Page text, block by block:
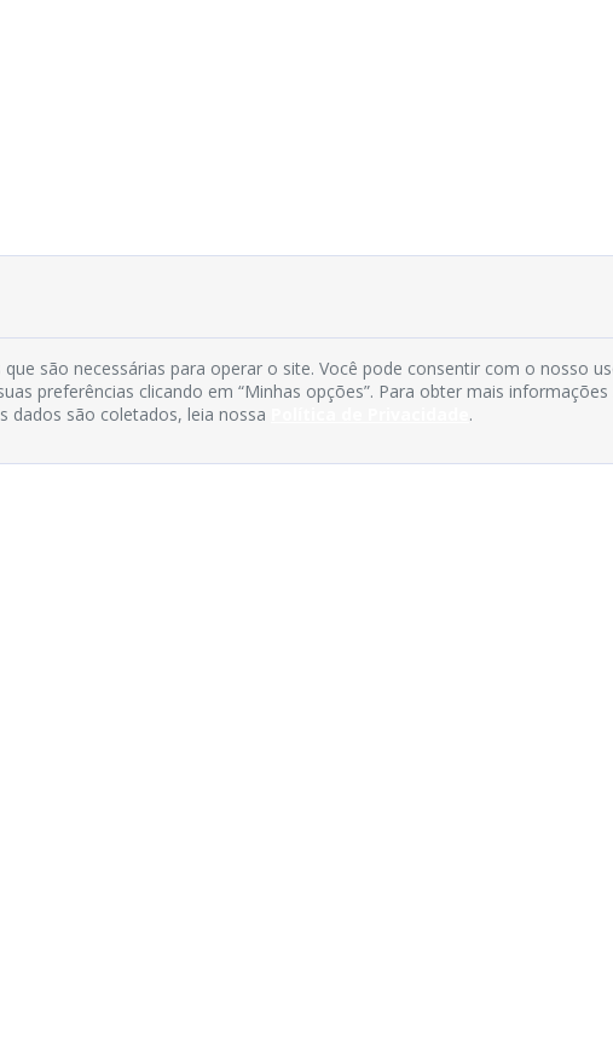
são necessárias para operar o site. Você pode consentir com o nosso
preferências clicando em “Minhas opções”. Para obter mais informações
dados são coletados, leia nossa
.